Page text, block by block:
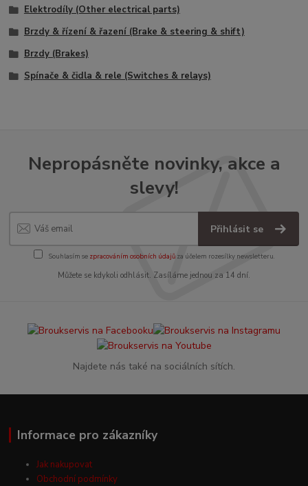
Elektrodíly (Other electrical parts)
Brzdy & řízení & řazení (Brake & steering & shift)
Brzdy (Brakes)
Spínače & čidla & rele (Switches & relays)
Nepropásněte novinky, akce a
slevy!
Přihlásit se
Souhlasím se zpracováním osobních údajůza účelem rozesílky newsletteru.
Můžete se kdykoli odhlásit. Zasíláme jednou za 14 dní.
Najdete nás také na sociálních sítích.
Informace pro zákazníky
Jak nakupovat
Obchodní podmínky